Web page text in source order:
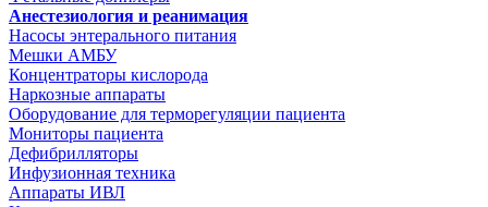
Анестезиология и реанимация
Насосы энтерального питания
Мешки АМБУ
Концентраторы кислорода
Наркозные аппараты
Оборудование для терморегуляции пациента
Мониторы пациента
Дефибрилляторы
Инфузионная техника
Аппараты ИВЛ